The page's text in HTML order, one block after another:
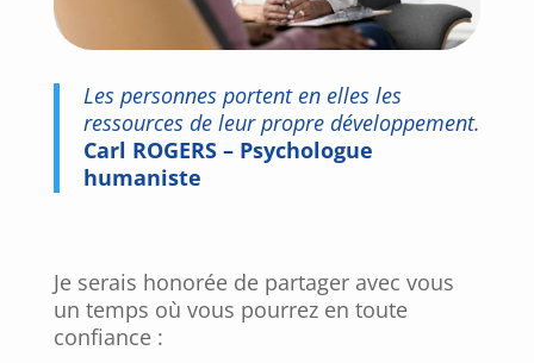
Les personnes portent en elles les
ressources de leur propre développement.
Carl ROGERS – Psychologue
humaniste
Je serais honorée de partager avec vous
un temps où vous pourrez en toute
confiance :